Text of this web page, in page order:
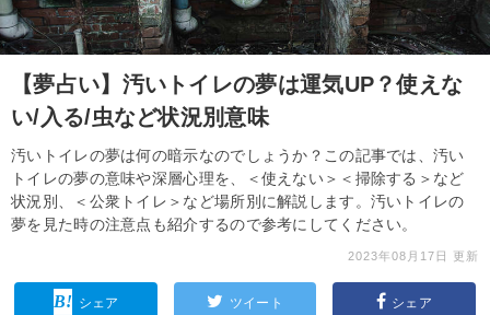
【夢占い】汚いトイレの夢は運気UP？使えな
い/入る/虫など状況別意味
汚いトイレの夢は何の暗示なのでしょうか？この記事では、汚い
トイレの夢の意味や深層心理を、＜使えない＞＜掃除する＞など
状況別、＜公衆トイレ＞など場所別に解説します。汚いトイレの
夢を見た時の注意点も紹介するので参考にしてください。
2023年08月17日 更新
シェア ツイート シェア